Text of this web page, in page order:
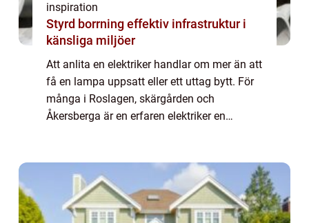
inspiration
Styrd borrning effektiv infrastruktur i
känsliga miljöer
Att anlita en elektriker handlar om mer än att
få en lampa uppsatt eller ett uttag bytt. För
många i Roslagen, skärgården och
Åkersberga är en erfaren elektriker en